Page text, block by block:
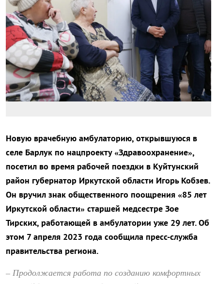
Новую врачебную амбулаторию, открывшуюся в
селе Барлук по нацпроекту «Здравоохранение»,
посетил во время рабочей поездки в Куйтунский
район губернатор Иркутской области Игорь Кобзев.
Он вручил знак общественного поощрения «85 лет
Иркутской области» старшей медсестре Зое
Тирских, работающей в амбулатории уже 29 лет. Об
этом 7 апреля 2023 года сообщила пресс-служба
правительства региона.
– Продолжается работа по созданию комфортных